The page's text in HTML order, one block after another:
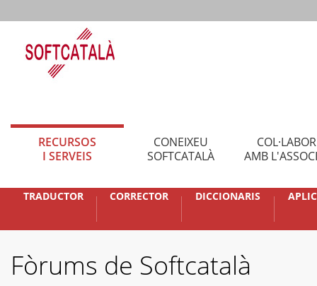
RECURSOS
I SERVEIS
CONEIXEU
SOFTCATALÀ
AMB
TRADUCTOR CORRECTOR DICCIONARIS
Fòrums de Softcatalà